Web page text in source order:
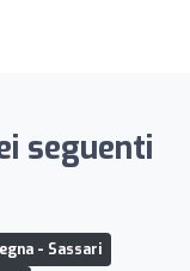
seguenti
- Sassari